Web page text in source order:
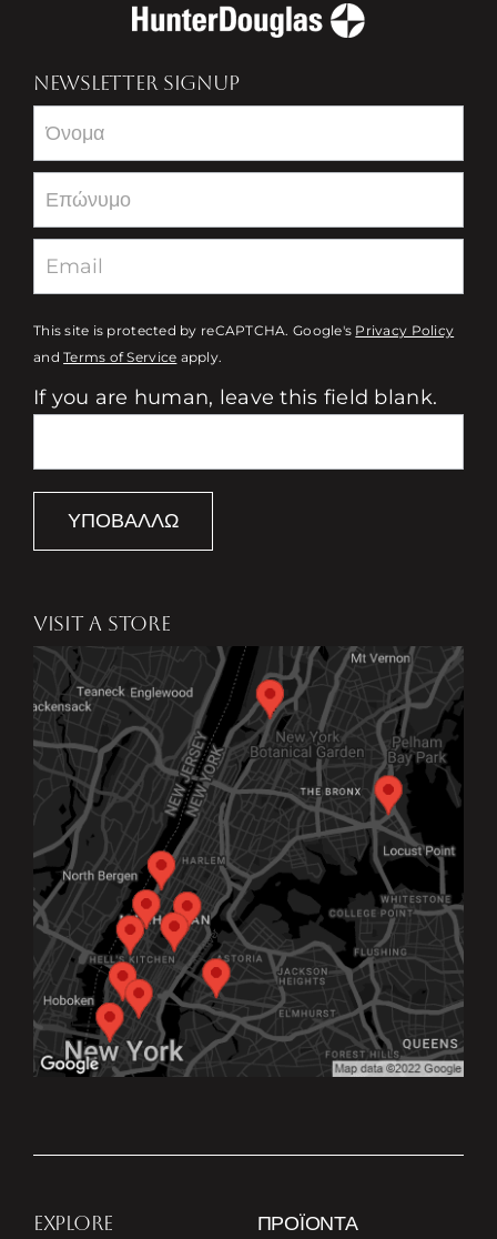
NEWSLETTER SIGNUP
Newsletter
This site is protected by reCAPTCHA. Google's Privacy Policy
andTerms of Service apply.
If you are human, leave this field blank.
ΥΠΟΒΆΛΛΩ
VISIT A STORE
EXPLORE ΠΡΟΪΌΝΤΑ